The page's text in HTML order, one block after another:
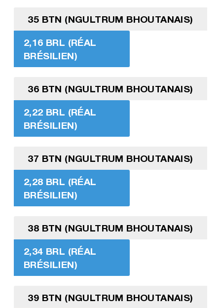
35 BTN (NGULTRUM BHOUTANAIS)
2,16 BRL (RÉAL
BRÉSILIEN)
36 BTN (NGULTRUM BHOUTANAIS)
2,22 BRL (RÉAL
BRÉSILIEN)
37 BTN (NGULTRUM BHOUTANAIS)
2,28 BRL (RÉAL
BRÉSILIEN)
38 BTN (NGULTRUM BHOUTANAIS)
2,34 BRL (RÉAL
BRÉSILIEN)
39 BTN (NGULTRUM BHOUTANAIS)